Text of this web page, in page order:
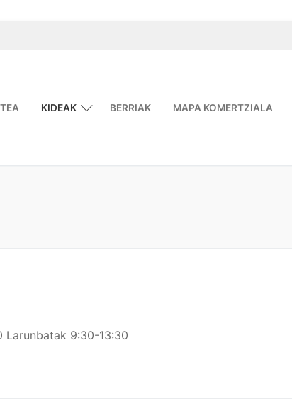
KIDEAK BERRIAK MAPA KOMERTZIALA
Larunbatak 9:30-13:30